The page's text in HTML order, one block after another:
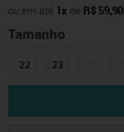
ou em até 1x de R$ 59,90
Tamanho
22 23